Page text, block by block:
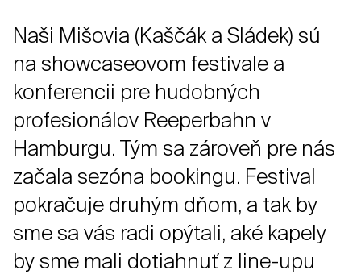
Naši Mišovia (Kaščák a Sládek) sú
na showcaseovom festivale a
konferencii pre hudobných
profesionálov Reeperbahn v
Hamburgu. Tým sa zároveň pre nás
začala sezóna bookingu. Festival
pokračuje druhým dňom, a tak by
sme sa vás radi opýtali, aké kapely
by sme mali dotiahnuť z line-upu